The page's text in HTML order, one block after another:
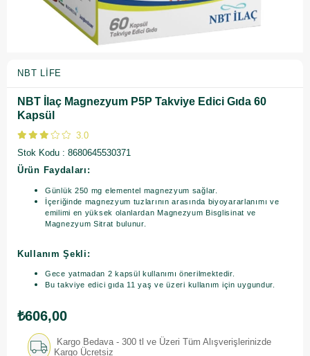
NBT LIFE
NBT İlaç Magnezyum P5P Takviye Edici Gıda 60
Kapsül
3.0
Stok Kodu
8680645530371
Ürün Faydaları:
Günlük 250 mg elementel magnezyum sağlar.
İçeriğinde magnezyum tuzlarının arasında biyoyararlanımı ve
emilimi en yüksek olanlardan Magnezyum Bisglisinat ve
Magnezyum Sitrat bulunur.
Kullanım Şekli:
Gece yatmadan 2 kapsül kullanımı önerilmektedir.
Bu takviye edici gıda 11 yaş ve üzeri kullanım için uygundur.
₺606,00
Kargo Bedava - 300 tl ve Üzeri Tüm Alışverişlerinizde
Kargo Ücretsiz